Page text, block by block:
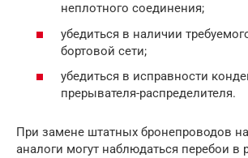
неплотного соединения;
убедиться в наличии
бортовой сети;
убедиться в исправности
прерывателя-распределителя.
При замене штатных бронепроводов
аналоги могут наблюдаться перебои в